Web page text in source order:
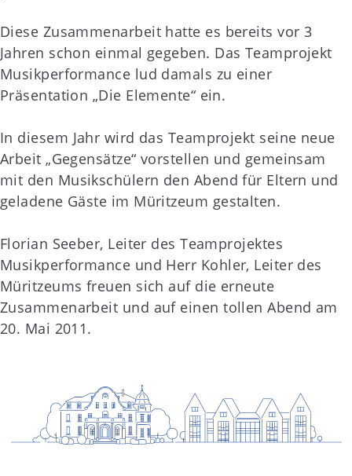
Diese Zusammenarbeit hatte es bereits vor 3
Jahren schon einmal gegeben. Das Teamprojekt
Musikperformance lud damals zu einer
Präsentation „Die Elemente“ ein.
In diesem Jahr wird das Teamprojekt seine neue
Arbeit „Gegensätze“ vorstellen und gemeinsam
mit den Musikschülern den Abend für Eltern und
geladene Gäste im Müritzeum gestalten.
Florian Seeber, Leiter des Teamprojektes
Musikperformance und Herr Kohler, Leiter des
Müritzeums freuen sich auf die erneute
Zusammenarbeit und auf einen tollen Abend am
20. Mai 2011.